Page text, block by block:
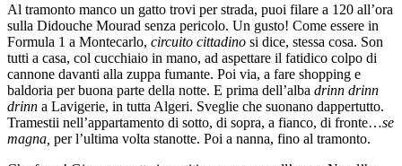
Al tramonto manco un gatto trovi per strada, puoi filare a 120 all’ora
sulla Didouche Mourad senza pericolo. Un gusto! Come essere in
Formula 1 a Montecarlo, circuito cittadino si dice, stessa cosa. Son
tutti a casa, col cucchiaio in mano, ad aspettare il fatidico colpo di
cannone davanti alla zuppa fumante. Poi via, a fare shopping e
baldoria per buona parte della notte. E prima dell’alba drinn drinn
drinn a Lavigerie, in tutta Algeri. Sveglie che suonano dappertutto.
Tramestii nell’appartamento di sotto, di sopra, a fianco, di fronte…se
magna, per l’ultima volta stanotte. Poi a nanna, fino al tramonto.